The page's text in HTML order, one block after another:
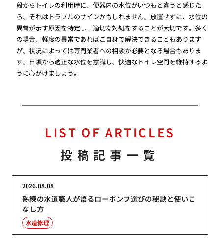
段からトイレの利用時に、便器内の水位がいつもと違うと感じた
ら、それはトラブルのサインかもしれません。放置せずに、水位の
異常が示す原因を特定し、適切な対処をすることが大切です。多く
の場合、軽度の異常であればご自身で解決できることもあります
が、状況によっては専門業者への相談が必要となる場合もありま
す。日頃から適正な水位を意識し、快適なトイレ空間を維持するよ
うに心がけましょう。
LIST OF ARTICLES
投稿記事一覧
熟練の水道職人が語るローポンプ選びの秘訣と使いこ
なし方
2026.08.08
水道修理